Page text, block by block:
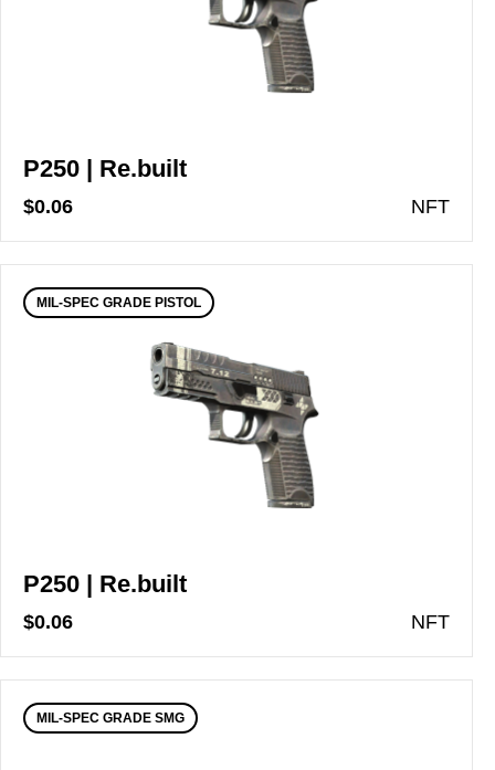
P250 | Re.built
$0.06 NFT
MIL-SPEC GRADE PISTOL
P250 | Re.built
$0.06 NFT
MIL-SPEC GRADE SMG